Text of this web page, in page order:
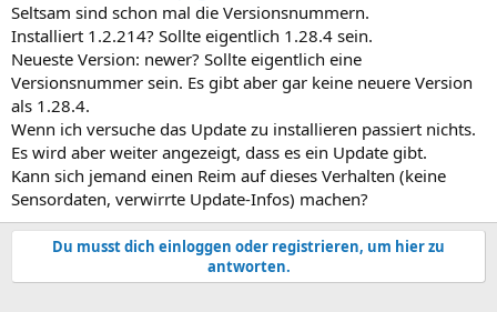
Seltsam sind schon mal die Versionsnummern.
Installiert 1.2.214? Sollte eigentlich 1.28.4 sein.
Neueste Version: newer? Sollte eigentlich eine
Versionsnummer sein. Es gibt aber gar keine neuere Version
als 1.28.4.
Wenn ich versuche das Update zu installieren passiert nichts.
Es wird aber weiter angezeigt, dass es ein Update gibt.
Kann sich jemand einen Reim auf dieses Verhalten (keine
Sensordaten, verwirrte Update-Infos) machen?
Du musst dich einloggen oder registrieren, um hier zu
antworten.